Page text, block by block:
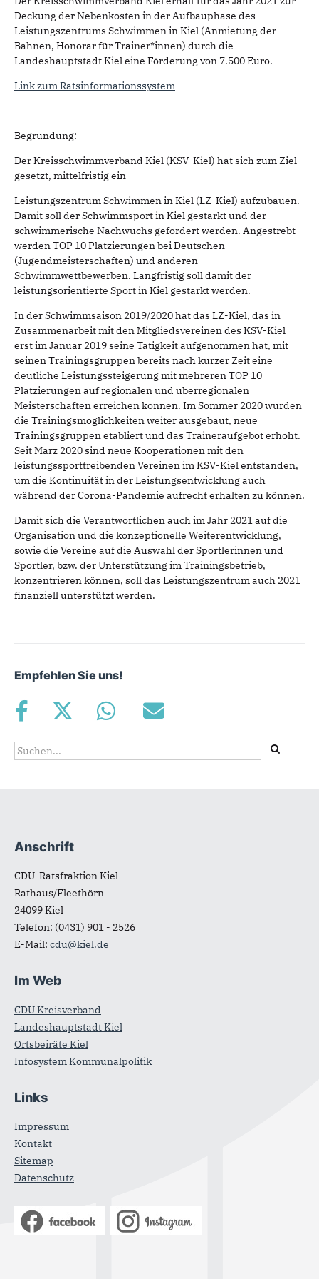
Deckung der Nebenkosten in der Aufbauphase des
Leistungszentrums Schwimmen in Kiel (Anmietung der
Bahnen, Honorar für Trainer*innen) durch die
Landeshauptstadt Kiel eine Förderung von 7.500 Euro.
Link zum Ratsinformationssystem
Begründung:
Der Kreisschwimmverband Kiel (KSV-Kiel) hat sich zum Ziel
gesetzt, mittelfristig ein
Leistungszentrum Schwimmen in Kiel (LZ-Kiel) aufzubauen.
Damit soll der Schwimmsport in Kiel gestärkt und der
schwimmerische Nachwuchs gefördert werden. Angestrebt
werden TOP 10 Platzierungen bei Deutschen
(Jugendmeisterschaften) und anderen
Schwimmwettbewerben. Langfristig soll damit der
leistungsorientierte Sport in Kiel gestärkt werden.
In der Schwimmsaison 2019/2020 hat das LZ-Kiel, das in
Zusammenarbeit mit den Mitgliedsvereinen des KSV-Kiel
erst im Januar 2019 seine Tätigkeit aufgenommen hat, mit
seinen Trainingsgruppen bereits nach kurzer Zeit eine
deutliche Leistungssteigerung mit mehreren TOP 10
Platzierungen auf regionalen und überregionalen
Meisterschaften erreichen können. Im Sommer 2020 wurden
die Trainingsmöglichkeiten weiter ausgebaut, neue
Trainingsgruppen etabliert und das Traineraufgebot erhöht.
Seit März 2020 sind neue Kooperationen mit den
leistungssporttreibenden Vereinen im KSV-Kiel entstanden,
um die Kontinuität in der Leistungsentwicklung auch
während der Corona-Pandemie aufrecht erhalten zu können.
Damit sich die Verantwortlichen auch im Jahr 2021 auf die
Organisation und die konzeptionelle Weiterentwicklung,
sowie die Vereine auf die Auswahl der Sportlerinnen und
Sportler, bzw. der Unterstützung im Trainingsbetrieb,
konzentrieren können, soll das Leistungszentrum auch 2021
finanziell unterstützt werden.
Empfehlen Sie uns!
Suchformular
Suche
Fußbereich
Anschrift
CDU-Ratsfraktion Kiel
Rathaus/Fleethörn
24099Kiel
Telefon: (0431) 901 - 2526
E-Mail: cdu@kiel.de
Im Web
CDU Kreisverband
Landeshauptstadt Kiel
Ortsbeiräte Kiel
Infosystem Kommunalpolitik
Links
Impressum
Kontakt
Sitemap
Datenschutz